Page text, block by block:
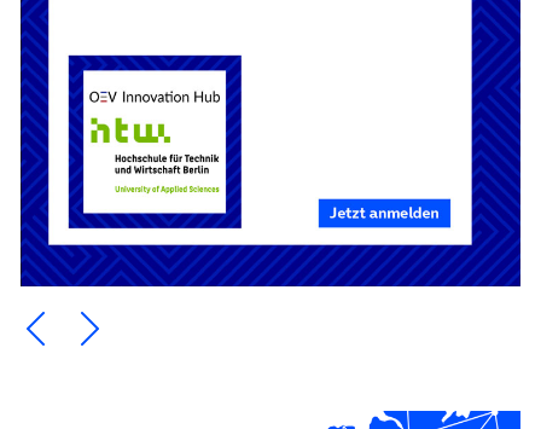
Ein Element zurück blättern
Ein Element weiter blättern